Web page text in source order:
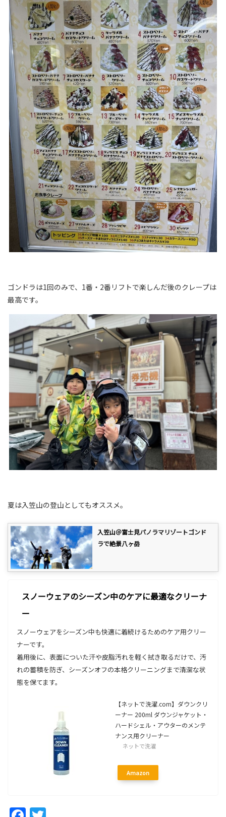
ゴンドラは1回のみで、1番・2番リフトで楽しんだ後のクレープは
最高です。
夏は入笠山の登山としてもオススメ。
入笠山＠富士見パノラマリゾートゴンド
ラで絶景八ヶ岳
スノーウェアのシーズン中のケアに最適なクリーナ
ー
スノーウェアをシーズン中も快適に着続けるためのケア用クリー
ナーです。
着用後に、表面についた汗や皮脂汚れを軽く拭き取るだけで、汚
れの蓄積を防ぎ、シーズンオフの本格クリーニングまで清潔な状
態を保てます。
【ネットで洗濯.com】ダウンクリ
ーナー 200ml ダウンジャケット・
ハードシェル・アウターのメンテ
ナンス用クリーナー
ネットで洗濯
Amazon